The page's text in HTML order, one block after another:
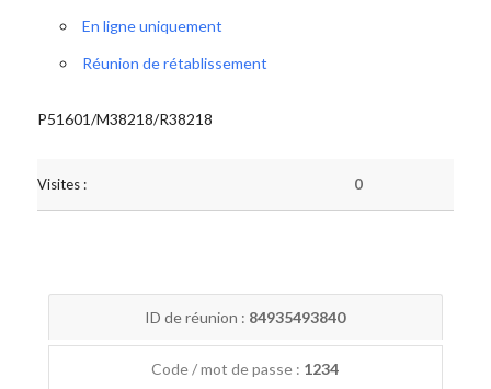
En ligne uniquement
Réunion de rétablissement
P51601/M38218/R38218
Visites : 0
ID de réunion : 84935493840
Code / mot de passe : 1234